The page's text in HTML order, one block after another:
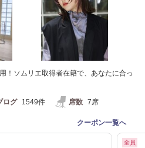
！ソムリエ取得者在籍で、あなたに合っ
ログ 1549件 席数 7席
クーポン一覧へ
全員